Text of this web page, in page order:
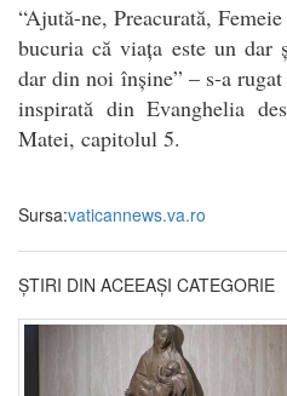
“Ajută-ne, Preacurată,
bucuria că viața este un dar
dar din noi înșine” – s-a
inspirată din Evanghelia
Matei, capitolul 5.
Sursa:vaticannews.va.ro
ȘTIRI DIN ACEEAȘI CATEGORIE